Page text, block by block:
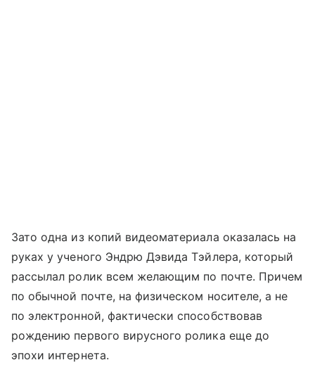
Зато одна из копий видеоматериала оказалась на
руках у ученого Эндрю Дэвида Тэйлера, который
рассылал ролик всем желающим по почте. Причем
по обычной почте, на физическом носителе, а не
по электронной, фактически способствовав
рождению первого вирусного ролика еще до
эпохи интернета.